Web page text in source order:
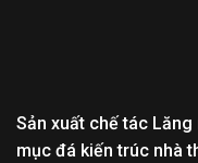
Sản xuất chế tác
mục đá kiến trúc nhà